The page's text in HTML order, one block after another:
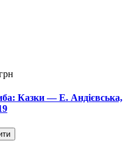
Казки — Е. Андієвська,